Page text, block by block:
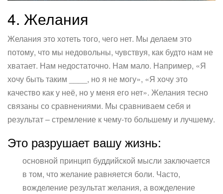
4. Желания
Желания это хотеть того, чего нет. Мы делаем это
потому, что мы недовольны, чувствуя, как будто нам не
хватает. Нам недостаточно. Нам мало. Например, «Я
хочу быть таким ____, но я не могу», «Я хочу это
качество как у неё, но у меня его нет». Желания тесно
связаны со сравнениями. Мы сравниваем себя и
результат – стремление к чему-то большему и лучшему.
Это разрушает вашу жизнь:
основной принцип буддийской мысли заключается
в том, что желание равняется боли. Часто,
вожделение результат желания, а вожделение